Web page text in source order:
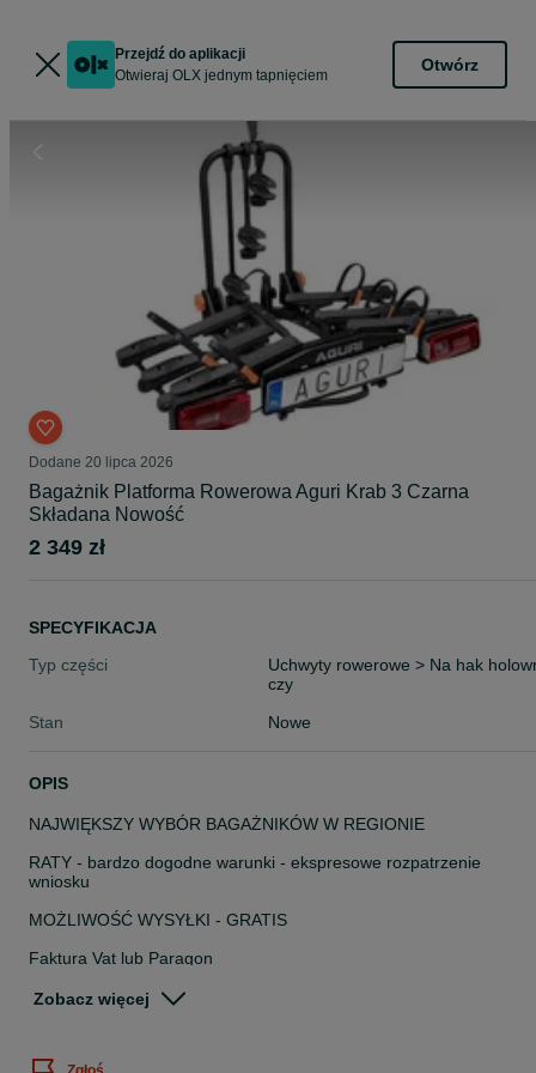
Przejdź do aplikacji
Otwieraj OLX jednym tapnięciem
Otwórz
Dodane 20 lipca 2026
Bagażnik Platforma Rowerowa Aguri Krab 3 Czarna
Składana Nowość
2 349 zł
SPECYFIKACJA
Typ części
Uchwyty rowerowe > Na hak
czy
Stan
Nowe
OPIS
NAJWIĘKSZY WYBÓR BAGAŻNIKÓW W REGIONIE
RATY - bardzo dogodne warunki - ekspresowe rozpatrzenie
wniosku
MOŻLIWOŚĆ WYSYŁKI - GRATIS
Faktura Vat lub Paragon
Serdecznie zapraszamy
Zobacz więcej